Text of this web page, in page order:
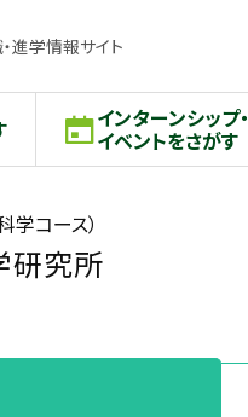
進学情報サイト
インターンシップ・
イベントをさがす
コース）
究所